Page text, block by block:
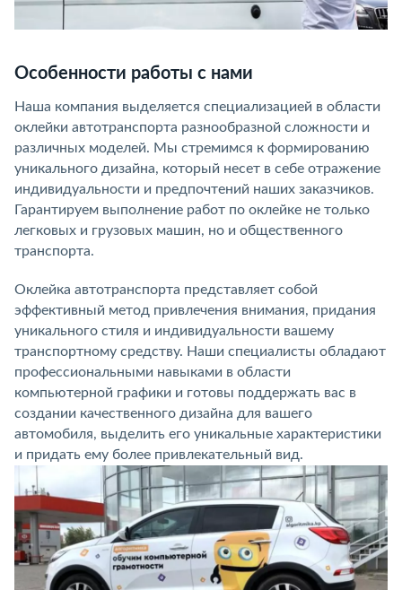
Особенности работы с нами
Наша компания выделяется специализацией в области
оклейки автотранспорта разнообразной сложности и
различных моделей. Мы стремимся к формированию
уникального дизайна, который несет в себе отражение
индивидуальности и предпочтений наших заказчиков.
Гарантируем выполнение работ по оклейке не только
легковых и грузовых машин, но и общественного
транспорта.
Оклейка автотранспорта представляет собой
эффективный метод привлечения внимания, придания
уникального стиля и индивидуальности вашему
транспортному средству. Наши специалисты обладают
профессиональными навыками в области
компьютерной графики и готовы поддержать вас в
создании качественного дизайна для вашего
автомобиля, выделить его уникальные характеристики
и придать ему более привлекательный вид.